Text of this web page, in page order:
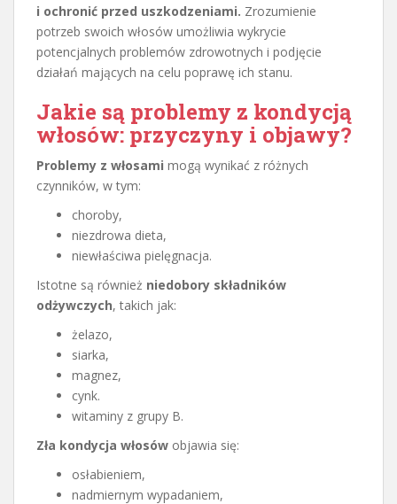
i ochronić przed uszkodzeniami. Zrozumienie
potrzeb swoich włosów umożliwia wykrycie
potencjalnych problemów zdrowotnych i podjęcie
działań mających na celu poprawę ich stanu.
Jakie są problemy z kondycją
włosów: przyczyny i objawy?
Problemy z włosami mogą wynikać z różnych
czynników, w tym:
choroby,
niezdrowa dieta,
niewłaściwa pielęgnacja.
Istotne są również niedobory składników
odżywczych, takich jak:
żelazo,
siarka,
magnez,
cynk.
witaminy z grupy B.
Zła kondycja włosów objawia się:
osłabieniem,
nadmiernym wypadaniem,